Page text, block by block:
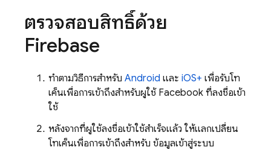
ตรวจสอบสิทธิ์ด้วย
Firebase
ทำตามวิธีการสำหรับ Android และ iOS+ เพื่อรับโท
เค็นเพื่อการเข้าถึงสำหรับผู้ใช้ Facebook ที่ลงชื่อเข้า
ใช้
หลังจากที่ผู้ใช้ลงชื่อเข้าใช้สำเร็จแล้ว ให้แลกเปลี่ยน
โทเค็นเพื่อการเข้าถึงสำหรับ ข้อมูลเข้าสู่ระบบ